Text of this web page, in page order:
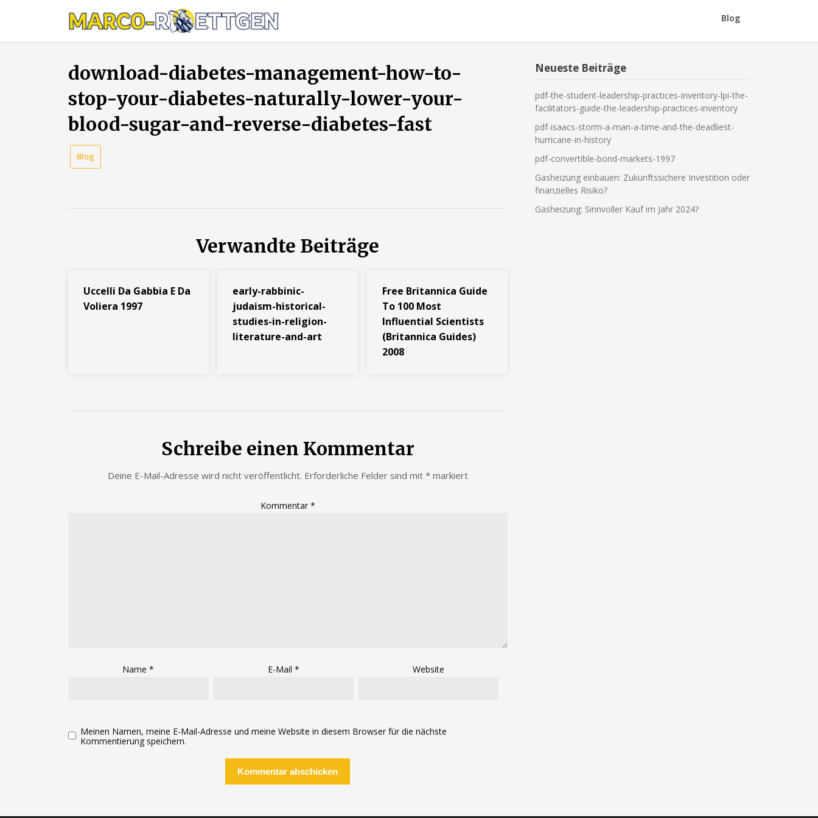
die
Heizung
ausfällt?
Blog
download-diabetes-management-how-to-
stop-your-diabetes-naturally-lower-your-
blood-sugar-and-reverse-diabetes-fast
Blog
Verwandte Beiträge
Uccelli Da Gabbia E Da
Voliera 1997
early-rabbinic-
judaism-historical-
studies-in-religion-
literature-and-art
Free Britannica Guide
To 100 Most
Influential Scientists
(Britannica Guides)
2008
Schreibe einen Kommentar
Deine E-Mail-Adresse wird nicht veröffentlicht. Erforderliche Felder sind mit *markiert
Kommentar *
Name* E-Mail * Website
Meinen Namen, meine E-Mail-Adresse und meine Website in diesem Browser für die nächste
Kommentierung speichern.
Neueste Beiträge
pdf-the-student-leadership-practices-inventory-lpi-the-
facilitators-guide-the-leadership-practices-inventory
pdf-isaacs-storm-a-man-a-time-and-the-deadliest-
hurricane-in-history
pdf-convertible-bond-markets-1997
Gasheizung einbauen: Zukunftssichere Investition oder
finanzielles Risiko?
Gasheizung: Sinnvoller Kauf im Jahr 2024?